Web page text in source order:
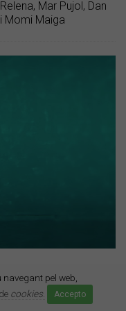
pel web,
cookies. Accepto
Mar Pujol, Dan
Momi Maiga
de